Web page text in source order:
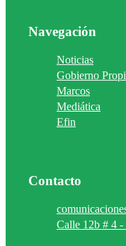
Navegación
Noticias
Gobierno
Marcos
Mediática
Efin
Contacto
Calle 12b # 4